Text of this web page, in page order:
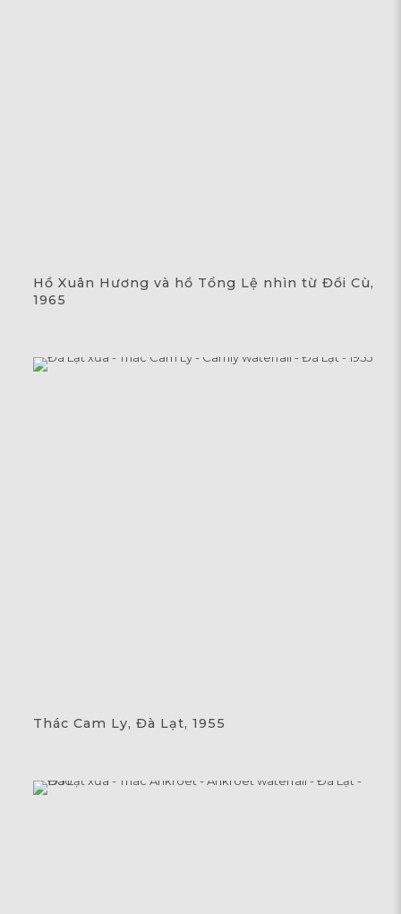
Hồ Xuân Hương và hồ Tổng Lệ nhìn từ Đồi Cù,
1965
Thác Cam Ly, Đà Lạt, 1955